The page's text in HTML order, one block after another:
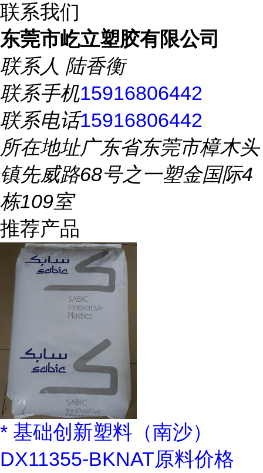
联系我们
东莞市屹立塑胶有限公司
联系人 陆香衡
联系手机15916806442
联系电话15916806442
所在地址广东省东莞市樟木头
镇先威路68号之一塑金国际4
栋109室
推荐产品
* 基础创新塑料（南沙）
DX11355-BKNAT原料价格